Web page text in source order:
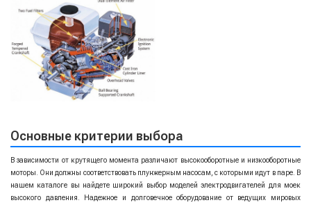
Основные критерии выбора
В зависимости от крутящего момента различают высокооборотные и низкооборотные
моторы. Они должны соответствовать плунжерным насосам, с которыми идут в паре. В
нашем каталоге вы найдете широкий выбор моделей электродвигателей для моек
высокого давления. Надежное и долговечное оборудование от ведущих мировых